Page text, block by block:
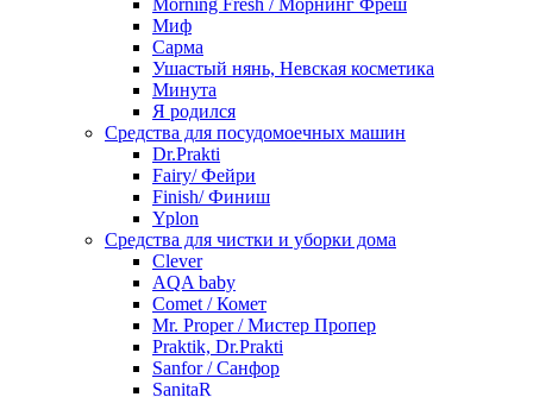
Morning Fresh / Морнинг Фреш
Миф
Сарма
Ушастый нянь, Невская косметика
Минута
Я родился
Средства для посудомоечных машин
Dr.Prakti
Fairy/ Фейри
Finish/ Финиш
Yplon
Средства для чистки и уборки дома
Clever
AQA baby
Comet / Комет
Mr. Proper / Мистер Пропер
Praktik, Dr.Prakti
Sanfor / Санфор
SanitaR